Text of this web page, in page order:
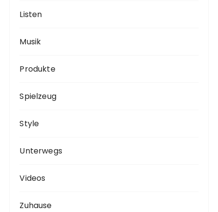
Listen
Musik
Produkte
Spielzeug
Style
Unterwegs
Videos
Zuhause